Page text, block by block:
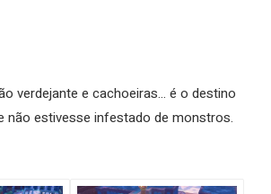
verdejante e cachoeiras… é o destino
não estivesse infestado de monstros.